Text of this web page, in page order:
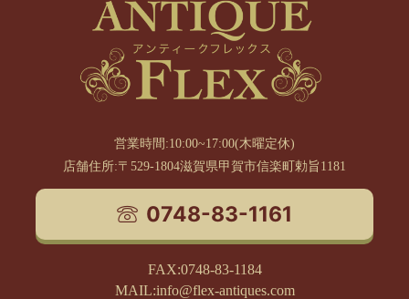
営業時間:10:00~17:00(木曜定休)
店舗住所:〒529-1804滋賀県甲賀市信楽町勅旨1181
0748-83-1161
FAX:0748-83-1184
MAIL:info@flex-antiques.com